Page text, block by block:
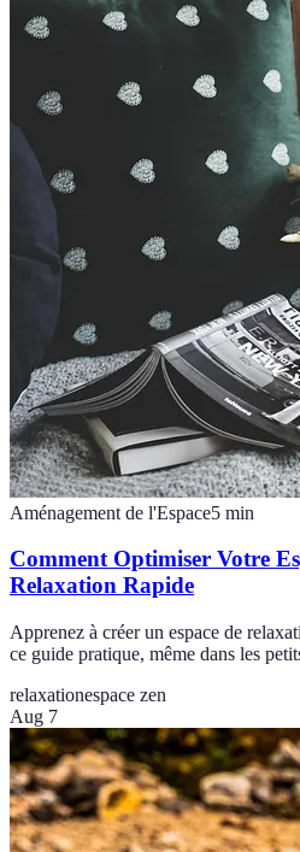
Aménagement de l'Espace5 min
Comment Optimiser Votre
Relaxation Rapide
Apprenez à créer un espace de
ce guide pratique, même dans les
relaxationespace zen
Aug 7